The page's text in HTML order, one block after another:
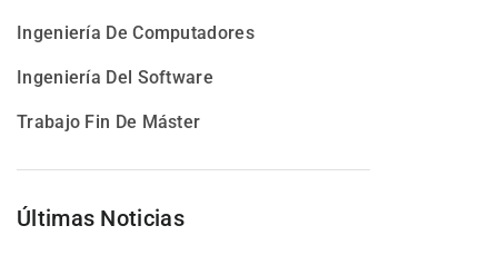
Ingeniería De Computadores
Ingeniería Del Software
Trabajo Fin De Máster
Últimas Noticias